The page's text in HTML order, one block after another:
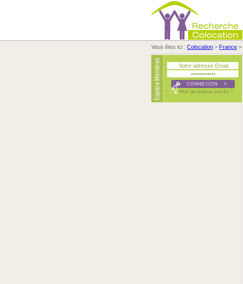
Vous êtes ici : Colocation > France >